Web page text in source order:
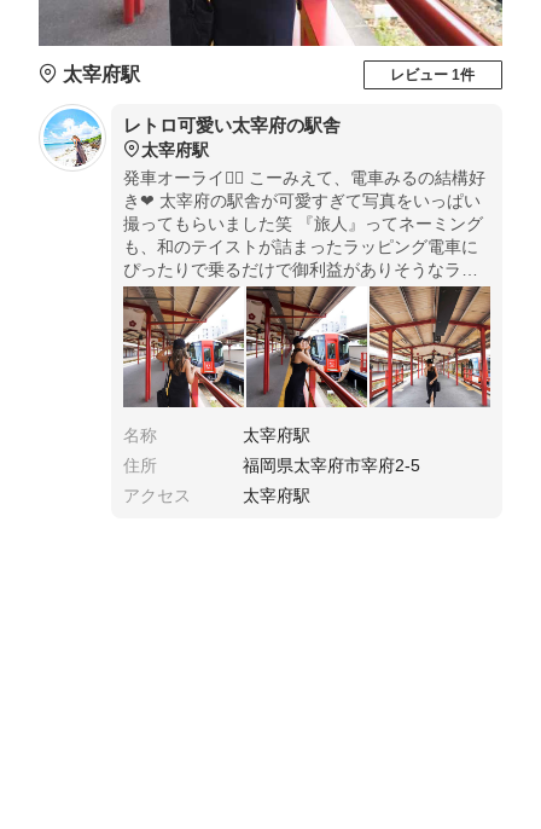
太宰府駅 レビュー 1件
レトロ可愛い太宰府の駅舎
太宰府駅
発車オーライ👩‍✈️ こーみえて、電車みるの結構好
き❤︎ 太宰府の駅舎が可愛すぎて写真をいっぱい
撮ってもらいました笑 『旅人』ってネーミング
も、和のテイストが詰まったラッピング電車に
ぴったりで乗るだけで御利益がありそうなラッ
キーな1日でした。
名称
太宰府駅
住所
福岡県太宰府市宰府2-5
アクセス
太宰府駅